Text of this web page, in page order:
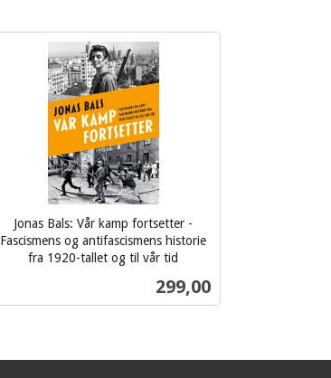
Jonas Bals: Vår kamp fortsetter -
Fascismens og antifascismens historie
fra 1920-tallet og til vår tid
Pris
299,00